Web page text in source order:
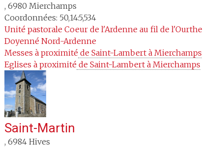
, 6980 Mierchamps
Coordonnées: 50,14:5,534
Unité pastorale Coeur de l'Ardenne au fil de l'Ourthe
Doyenné Nord-Ardenne
Messes à proximité de Saint-Lambert à Mierchamps
Eglises à proximité de Saint-Lambert à Mierchamps
Saint-Martin
, 6984 Hives